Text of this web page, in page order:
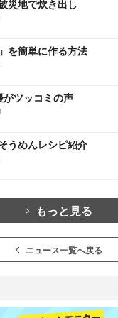
災地で炊き出し
を簡単に作る方法
がツッコミの声
うめんレシピ紹介
もっと見る
ニュース一覧へ戻る